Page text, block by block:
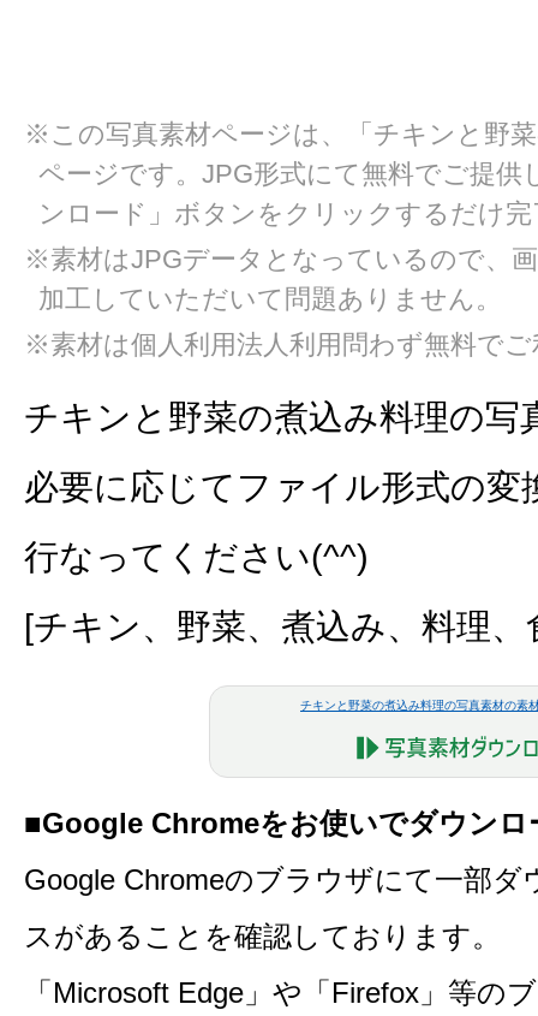
※この写真素材ページは、「チキンと野
ページです。JPG形式にて無料でご提供
ンロード」ボタンをクリックするだけ
※素材はJPGデータとなっているので、
加工していただいて問題ありません。
※素材は個人利用法人利用問わず無料で
チキンと野菜の煮込み料理の写
必要に応じてファイル形式の変
行なってください(^^)
[チキン、野菜、煮込み、料理、
チキンと野菜の煮込み料理の写真素材の素
■Google Chromeをお使いでダウンロ
Google Chromeのブラウザにて一部
スがあることを確認しております。
「Microsoft Edge」や「Firefox」等の